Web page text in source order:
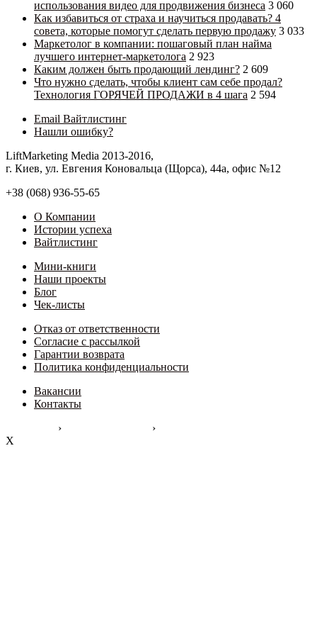
использования видео для продвижения бизнеса 3 060
Как избавиться от страха и научиться продавать? 4
совета, которые помогут сделать первую продажу 3 033
Маркетолог в компании: пошаговый план найма
лучшего интернет-маркетолога 2 923
Каким должен быть продающий лендинг? 2 609
Что нужно сделать, чтобы клиент сам себе продал?
Технология ГОРЯЧЕЙ ПРОДАЖИ в 4 шага 2 594
Email Вайтлистинг
Нашли ошибку?
LiftMarketing Media 2013-2016,
г. Киев, ул. Евгения Коновальца (Щорса), 44а, офис №12
+38 (068) 936-55-65
О Компании
Иcтории успеха
Вайтлистинг
Мини-книги
Наши проекты
Блог
Чек-листы
Отказ от ответственности
Согласие с рассылкой
Гарантии возврата
Политика конфиденциальности
Вакансии
Контакты
› ›
X